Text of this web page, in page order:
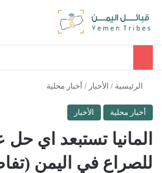
الرئيسية / الأخبار / أخبار محلية
أخبار محلية الأخبار
المانيا تستبعد اي
للصراع في اليمن